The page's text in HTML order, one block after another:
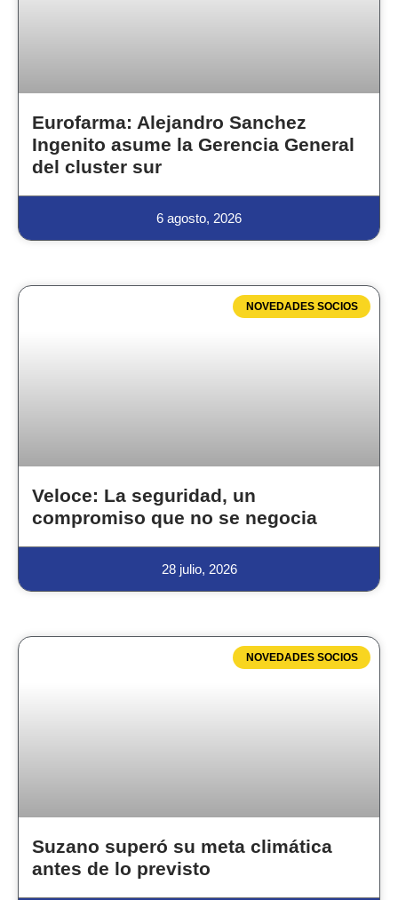
Eurofarma: Alejandro Sanchez
Ingenito asume la Gerencia General
del cluster sur
6 agosto, 2026
NOVEDADES SOCIOS
Veloce: La seguridad, un
compromiso que no se negocia
28 julio, 2026
NOVEDADES SOCIOS
Suzano superó su meta climática
antes de lo previsto